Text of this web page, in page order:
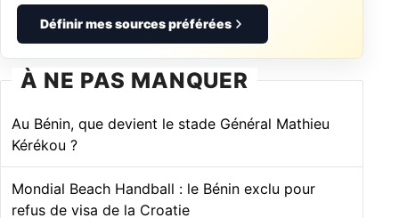
Définir mes sources préférées
À NE PAS MANQUER
Au Bénin, que devient le stade Général Mathieu
Kérékou ?
Mondial Beach Handball : le Bénin exclu pour
refus de visa de la Croatie